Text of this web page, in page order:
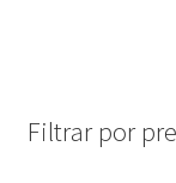
Filtrar por